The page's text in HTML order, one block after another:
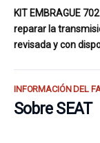
KIT EMBRAGUE
reparar la
revisada y con
INFORMACIÓN DEL
Sobre SEAT